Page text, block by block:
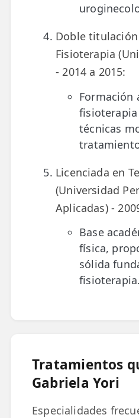
Doble
Fisioterapia
- 2014 a 2015:
Formación
técnicas
Licenciada en
(Universidad
Aplicadas) -
Base
física,
sólida
fisioterapia.
Tratamientos
Gabriela Yori
Especialidades